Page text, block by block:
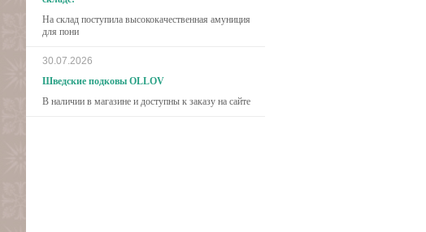
На склад поступила высококачественная амуниция
для пони
30.07.2026
Шведские подковы OLLOV
В наличии в магазине и доступны к заказу на сайте